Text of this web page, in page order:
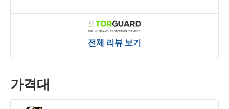
전체 리뷰 보기
가격대